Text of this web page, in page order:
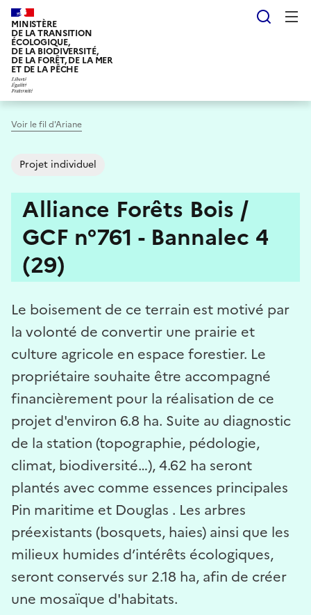
Aller
au
contenu
principal
MINISTÈRE
DE LA TRANSITION
ÉCOLOGIQUE,
DE LA BIODIVERSITÉ,
DE LA FORÊT, DE LA MER
ET DE LA PÊCHE
Voir le fil d'Ariane
Projet individuel
Alliance Forêts Bois /
GCF n°761 - Bannalec 4
(29)
Le boisement de ce terrain est motivé par
la volonté de convertir une prairie et
culture agricole en espace forestier. Le
propriétaire souhaite être accompagné
financièrement pour la réalisation de ce
projet d'environ 6.8 ha. Suite au diagnostic
de la station (topographie, pédologie,
climat, biodiversité…), 4.62 ha seront
plantés avec comme essences principales
Pin maritime et Douglas . Les arbres
préexistants (bosquets, haies) ainsi que les
milieux humides d’intérêts écologiques,
seront conservés sur 2.18 ha, afin de créer
une mosaïque d'habitats.